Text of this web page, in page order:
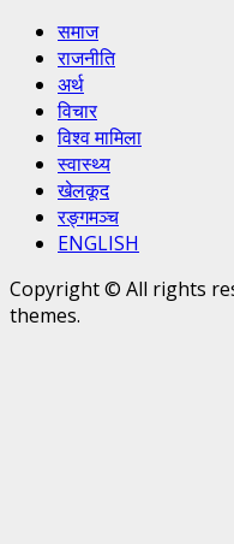
समाज
राजनीति
अर्थ
विचार
विश्व मामिला
स्वास्थ्य
खेलकूद
रङ्गमञ्च
ENGLISH
Copyright © All rights
themes.